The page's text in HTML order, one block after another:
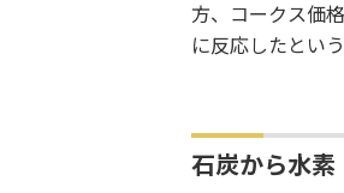
方、コークス価
に反応したという
石炭から水